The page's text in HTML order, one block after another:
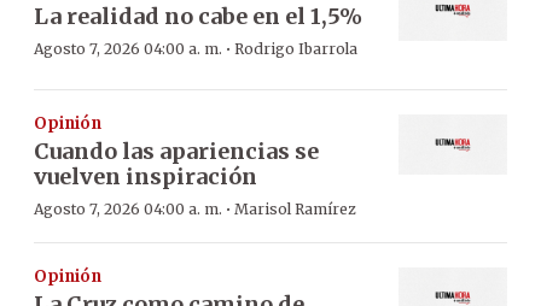
La realidad no cabe en el 1,5%
Agosto 7, 2026 04:00 a. m. · Rodrigo Ibarrola
Opinión
Cuando las apariencias se
vuelven inspiración
Agosto 7, 2026 04:00 a. m. · Marisol Ramírez
Opinión